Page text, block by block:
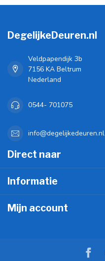
DegelijkeDeuren.nl
Veldpapendijk 3b
7156 KA Beltrum
Nederland
0544- 701075
info@degelijkedeuren.nl
Direct naar
Informatie
Mijn account